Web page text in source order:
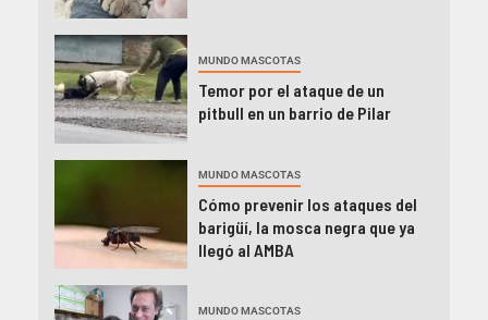
MUNDO MASCOTAS
Temor por el ataque de un
pitbull en un barrio de Pilar
MUNDO MASCOTAS
Cómo prevenir los ataques del
barigüí, la mosca negra que ya
llegó al AMBA
MUNDO MASCOTAS